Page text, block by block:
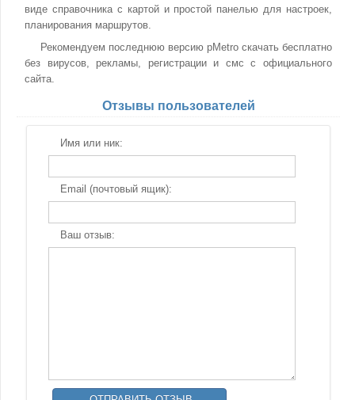
виде справочника с картой и простой панелью для настроек,
планирования маршрутов.
Рекомендуем последнюю версию pMetro скачать бесплатно
без вирусов, рекламы, регистрации и смс с официального
сайта.
Отзывы пользователей
Имя или ник:
Email (почтовый ящик):
Ваш отзыв: